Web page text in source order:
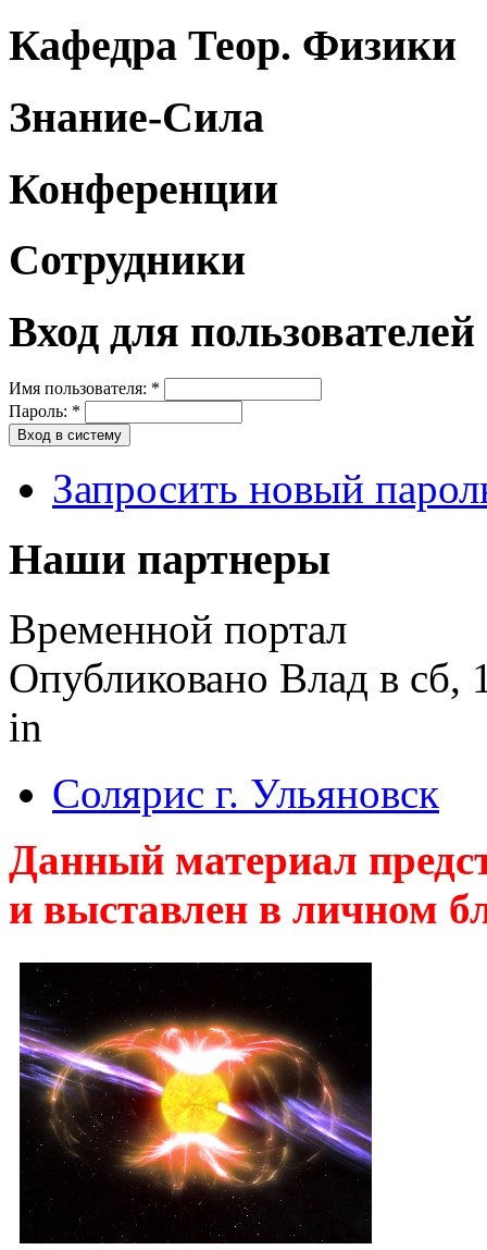
Кафедра Теор. Физики
Знание-Сила
Конференции
Сотрудники
Вход для пользователей
Имя пользователя: *
Пароль: *
Запросить новый
Наши партнеры
Временной портал
Опубликовано Влад в сб,
in
Солярис г. Ульяновск
Данный материал
и выставлен в личном